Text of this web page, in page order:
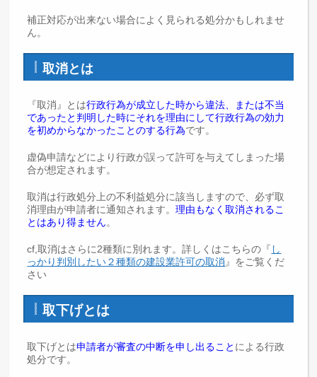
補正対応が出来ない場合によく見られる処分かもしれませ
ん。
取消とは
『取消』とは行政行為が成立した時から違法、または不当
であったと判明した時にそれを理由にして行政行為の効力
を初めからなかったことのする行為です。
虚偽申請などにより行政が誤って許可を与えてしまった場
合が想定されます。
取消は行政処分上の不利益処分に該当しますので、必ず取
消理由が申請者に通知されます。理由もなく取消されるこ
とはあり得ません。
cf,取消はさらに2種類に別れます。詳しくはこちらの『 し
っかり判別したい２種類の建設業許可の取消 』をご覧くだ
さい
取下げとは
取下げとは申請者が審査の中断を申し出ること による行政
処分です。